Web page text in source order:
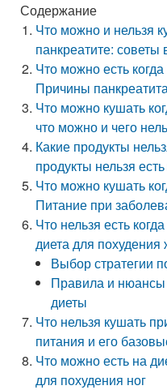
Содержание
Что можно и нельзя
панкреатите: советы
Что можно есть
Причины
Что можно кушать
что можно и чего
Какие продукты
продукты нельзя
Что можно кушать
Питание при
Что нельзя есть
диета для похудения
Выбор стратегии
Правила и
диеты
Что нельзя кушать
питания и его
Что можно есть на
для похудения ног